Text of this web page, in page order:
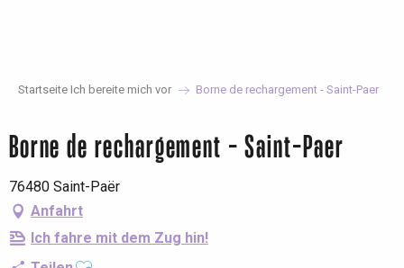
Startseite Ich bereite mich vor Borne de rechargement - Saint-Paer
Borne de rechargement - Saint-Paer
76480 Saint-Paër
Anfahrt
Ich fahre mit dem Zug hin!
Ajouter aux favoris